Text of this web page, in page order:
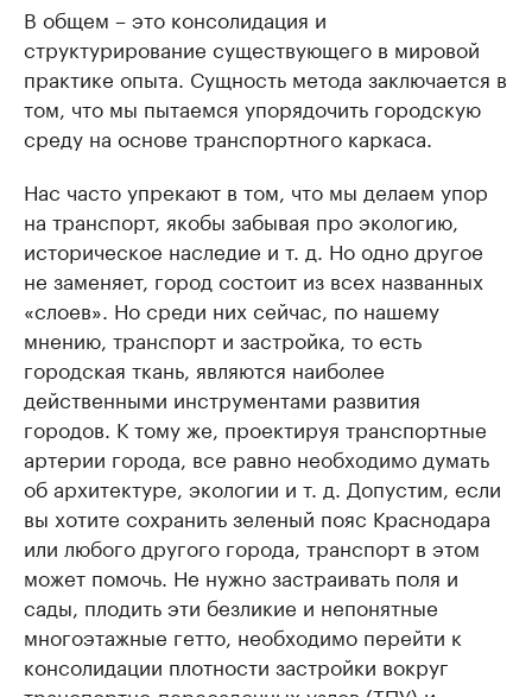
В общем – это консолидация и
структурирование существующего в мировой
практике опыта. Сущность метода заключается в
том, что мы пытаемся упорядочить городскую
среду на основе транспортного каркаса.
Нас часто упрекают в том, что мы делаем упор
на транспорт, якобы забывая про экологию,
историческое наследие и т. д. Но одно другое
не заменяет, город состоит из всех названных
«слоев». Но среди них сейчас, по нашему
мнению, транспорт и застройка, то есть
городская ткань, являются наиболее
действенными инструментами развития
городов. К тому же, проектируя транспортные
артерии города, все равно необходимо думать
об архитектуре, экологии и т. д. Допустим, если
вы хотите сохранить зеленый пояс Краснодара
или любого другого города, транспорт в этом
может помочь. Не нужно застраивать поля и
сады, плодить эти безликие и непонятные
многоэтажные гетто, необходимо перейти к
консолидации плотности застройки вокруг